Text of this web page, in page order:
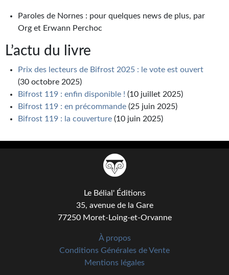
Paroles de Nornes : pour quelques news de plus, par
Org et Erwann Perchoc
L’actu du livre
Prix des lecteurs de Bifrost 2025 : le vote est ouvert
(30 octobre 2025)
Bifrost 119 : enfin disponible ! (10 juillet 2025)
Bifrost 119 : en précommande (25 juin 2025)
Bifrost 119 : la couverture (10 juin 2025)
Le Bélial' Éditions
35, avenue de la Gare
77250 Moret-Loing-et-Orvanne
À propos
Conditions Générales de Vente
Mentions légales